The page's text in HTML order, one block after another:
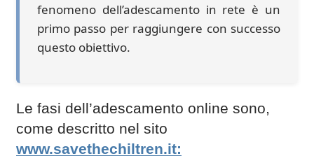
fenomeno dell’adescamento in rete è un
primo passo per raggiungere con successo
questo obiettivo.
Le fasi dell’adescamento online sono,
come descritto nel sito
www.savethechiltren.it: